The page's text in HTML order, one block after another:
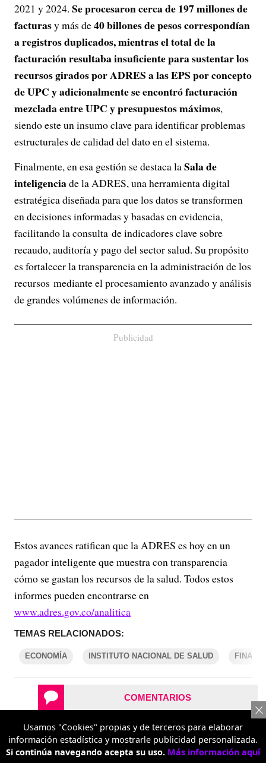
2021 y 2024. Se procesaron cerca de 197 millones de
facturasy más de40 billones de pesos correspondían
a registros duplicados, mientras el total de la
facturación resultaba insuficiente para sustentar los
recursos girados por ADRES a las EPS por concepto
de UPC y adicionalmente se encontró facturación
mezclada entre UPC y presupuestos máximos,
siendo este un insumo clave para identificar problemas
estructurales de calidad del dato en el sistema.
Finalmente, en esa gestión se destaca laSala de
inteligenciade la ADRES, una herramienta digital
estratégica diseñada para que los datos se transformen
en decisiones informadas y basadas en evidencia,
facilitando la consulta de indicadores clave sobre
recaudo, auditoría y pago del sector salud. Su propósito
es fortalecer la transparencia en la administración de los
recursos mediante el procesamiento avanzado y análisis
de grandes volúmenes de información.
Publicidad
Estos avances ratifican que la ADRES es hoy en un
pagador inteligente que muestra con transparencia
cómo se gastan los recursos de la salud. Todos estos
informes pueden encontrarse en
www.adres.gov.co/analitica
TEMAS RELACIONADOS:
ECONOMÍA INSTITUTO NACIONAL DE SALUD
COMENTARIOS
REPORTAR UN ERROR
Usamos "Cookies" propias y de terceros para elaborar
información estadística y mostrarle publicidad personalizada.
Si continúa navegando acepta su uso. Más información aquí